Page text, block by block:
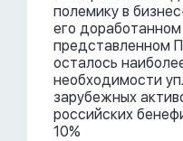
полемику в
его доработанном
представленном
осталось
необходимости
зарубежных
российских
10%